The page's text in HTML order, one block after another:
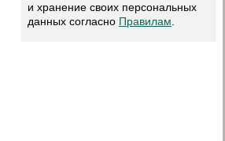
и хранение своих персональных
данных согласно Правилам